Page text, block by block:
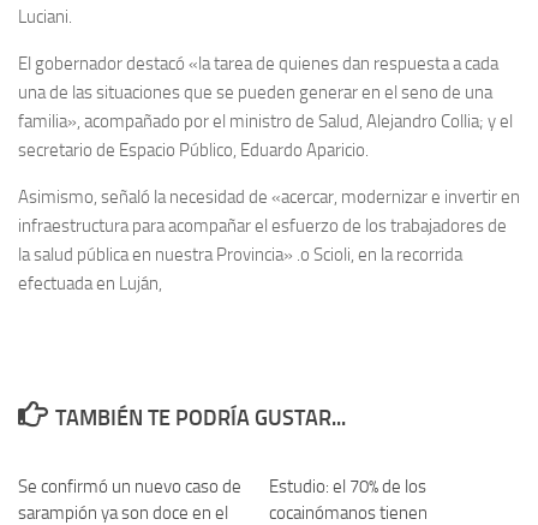
Luciani.
El gobernador destacó «la tarea de quienes dan respuesta a cada
una de las situaciones que se pueden generar en el seno de una
familia», acompañado por el ministro de Salud, Alejandro Collia; y el
secretario de Espacio Público, Eduardo Aparicio.
Asimismo, señaló la necesidad de «acercar, modernizar e invertir en
infraestructura para acompañar el esfuerzo de los trabajadores de
la salud pública en nuestra Provincia» .o Scioli, en la recorrida
efectuada en Luján,
TAMBIÉN TE PODRÍA GUSTAR...
Se confirmó un nuevo caso de
sarampión ya son doce en el
Estudio: el 70% de los
cocainómanos tienen